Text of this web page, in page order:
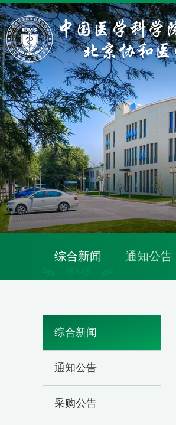
综合新闻 通知公告
综合新闻
通知公告
采购公告